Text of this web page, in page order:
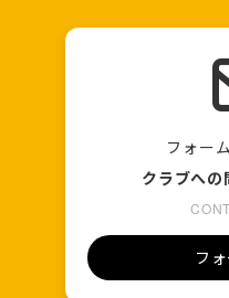
フォー
クラブへの
フ